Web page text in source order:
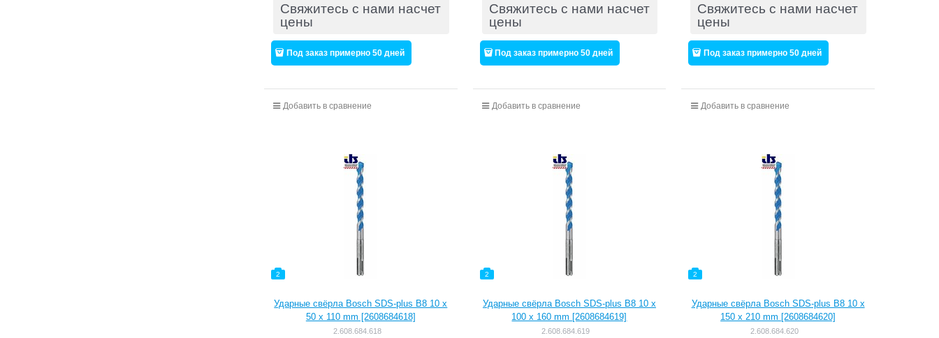
Свяжитесь с нами насчет
цены
Под заказ примерно 50 дней
Добавить в сравнение
Свяжитесь с нами насчет
цены
Под заказ примерно 50 дней
Добавить в сравнение
Свяжитесь с нами насчет
цены
Под заказ примерно 50 дней
Добавить в сравнение
2
Ударные свёрла Bosch SDS-plus B8 10 x
50 x 110 mm [2608684618]
2.608.684.618
2
Ударные свёрла Bosch SDS-plus B8 10 x
100 x 160 mm [2608684619]
2.608.684.619
2
Ударные свёрла Bosch SDS-plus B8 10 x
150 x 210 mm [2608684620]
2.608.684.620